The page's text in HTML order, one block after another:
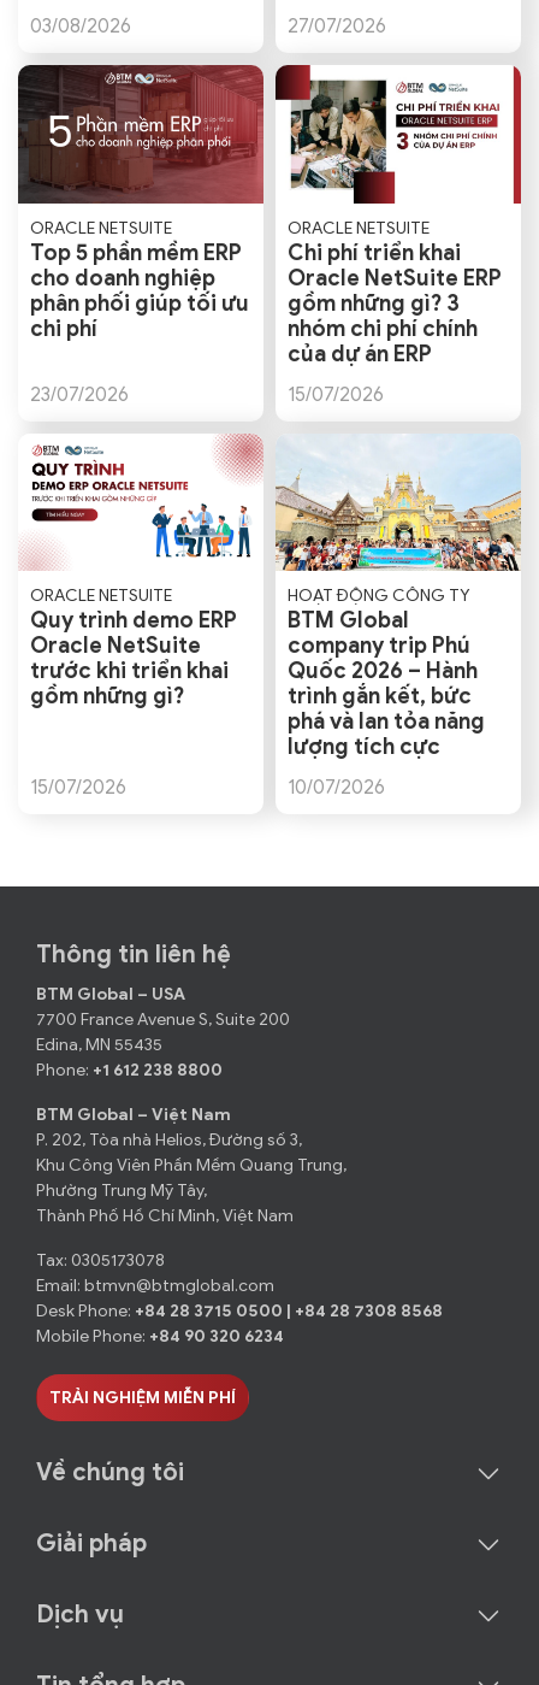
03/08/2026 27/07/2026
ORACLE NETSUITE
Top 5 phần mềm ERP
cho doanh nghiệp
phân phối giúp tối ưu
chi phí
23/07/2026
ORACLE NETSUITE
Chi phí triển khai
Oracle NetSuite ERP
gồm những gì? 3
nhóm chi phí chính
của dự án ERP
15/07/2026
ORACLE NETSUITE
Quy trình demo ERP
Oracle NetSuite
trước khi triển khai
gồm những gì?
15/07/2026
HOẠT ĐỘNG CÔNG TY
BTM Global
company trip Phú
Quốc 2026 – Hành
trình gắn kết, bức
phá và lan tỏa năng
lượng tích cực
10/07/2026
Thông tin liên hệ
BTM Global – USA
7700 France Avenue S, Suite 200
Edina, MN 55435
Phone: +1 612 238 8800
BTM Global – Việt Nam
P. 202, Tòa nhà Helios, Đường số 3,
Khu Công Viên Phần Mềm Quang Trung,
Phường Trung Mỹ Tây,
Thành Phố Hồ Chí Minh, Việt Nam
Tax: 0305173078
Email: btmvn@btmglobal.com
Desk Phone: +84 28 3715 0500
+84 28 7308 8568
Mobile Phone: +84 90 320 6234
TRẢI NGHIỆM MIỄN PHÍ
Về chúng tôi
Giải pháp
Dịch vụ